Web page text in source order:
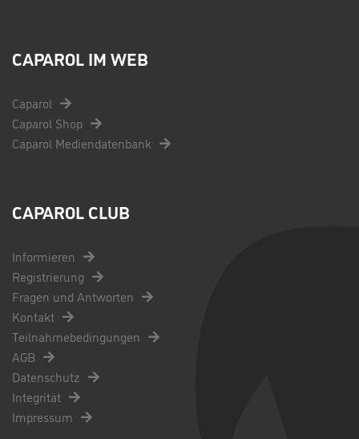
CAPAROL IM WEB
Caparol
Caparol Shop
Caparol Mediendatenbank
CAPAROL CLUB
Informieren
Registrierung
Fragen und Antworten
Kontakt
Teilnahmebedingungen
AGB
Datenschutz
Integrität
Impressum